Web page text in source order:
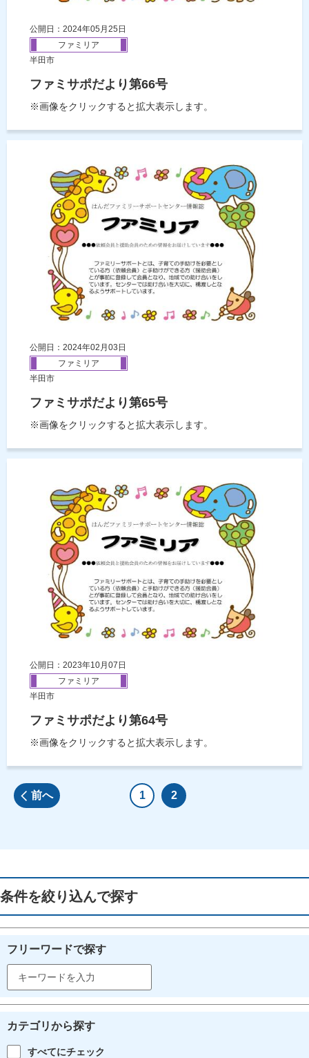
公開日：2024年05月25日
ファミリア
半田市
ファミサポだより第66号
※画像をクリックすると拡大表示します。
公開日：2024年02月03日
ファミリア
半田市
ファミサポだより第65号
※画像をクリックすると拡大表示します。
公開日：2023年10月07日
ファミリア
半田市
ファミサポだより第64号
※画像をクリックすると拡大表示します。
前へ 1 2
条件を絞り込んで探す
フリーワードで探す
カテゴリから探す
すべてにチェック